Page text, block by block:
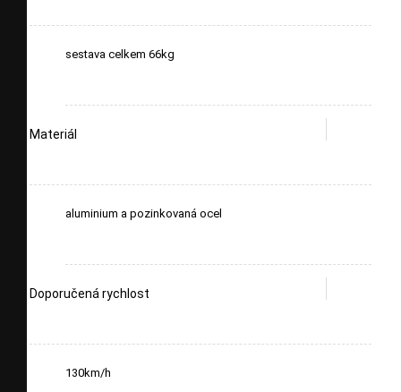
sestava celkem 66kg
Materiál
aluminium a pozinkovaná ocel
Doporučená rychlost
130km/h